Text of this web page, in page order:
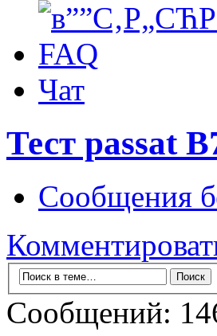
FAQ
Чат
Тест passat
Сообщения
Сообщений: